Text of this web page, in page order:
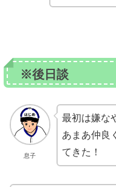
※後日談
息子
最初は嫌な
あまあ仲良
てきた！